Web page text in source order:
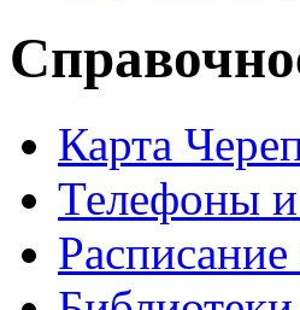
Карта
Телефоны и